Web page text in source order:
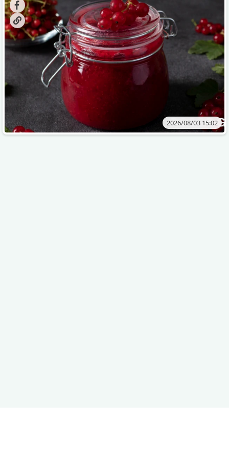
„ცოცხალი ჯემის“ მომზადებაა - მოხარშვის გარეშე.
2026/08/03 15:02